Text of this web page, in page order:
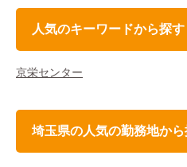
人気のキーワードから探す
京栄センター
埼玉県の人気の勤務地か